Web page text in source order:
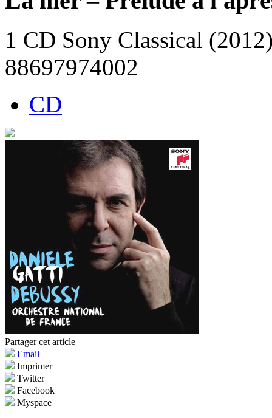
1 CD Sony Classical
88697974002
CD
Partager cet article
Email
Imprimer
Twitter
Facebook
Myspace